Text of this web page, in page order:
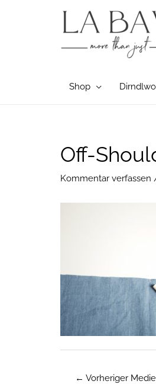
Shop
Off-
Kommentar verfassen
Post
navigation
← Vorheriger